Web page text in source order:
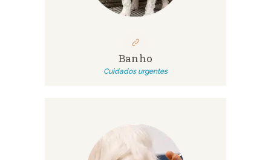
Banho
Cuidados urgentes